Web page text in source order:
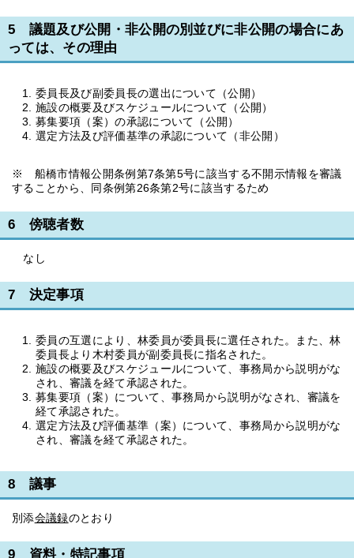
5 議題及び公開・非公開の別並びに非公開の場合にあ
っては、その理由
委員長及び副委員長の選出について（公開）
施設の概要及びスケジュールについて（公開）
募集要項（案）の承認について（公開）
選定方法及び評価基準の承認について（非公開）
※ 船橋市情報公開条例第7条第5号に該当する不開示情報を審議
することから、同条例第26条第2号に該当するため
6 傍聴者数
なし
7 決定事項
委員の互選により、林委員が委員長に選任された。また、林
委員長より木村委員が副委員長に指名された。
施設の概要及びスケジュールについて、事務局から説明がな
され、審議を経て承認された。
募集要項（案）について、事務局から説明がなされ、審議を
経て承認された。
選定方法及び評価基準（案）について、事務局から説明がな
され、審議を経て承認された。
8 議事
別添会議録のとおり
9 資料・特記事項